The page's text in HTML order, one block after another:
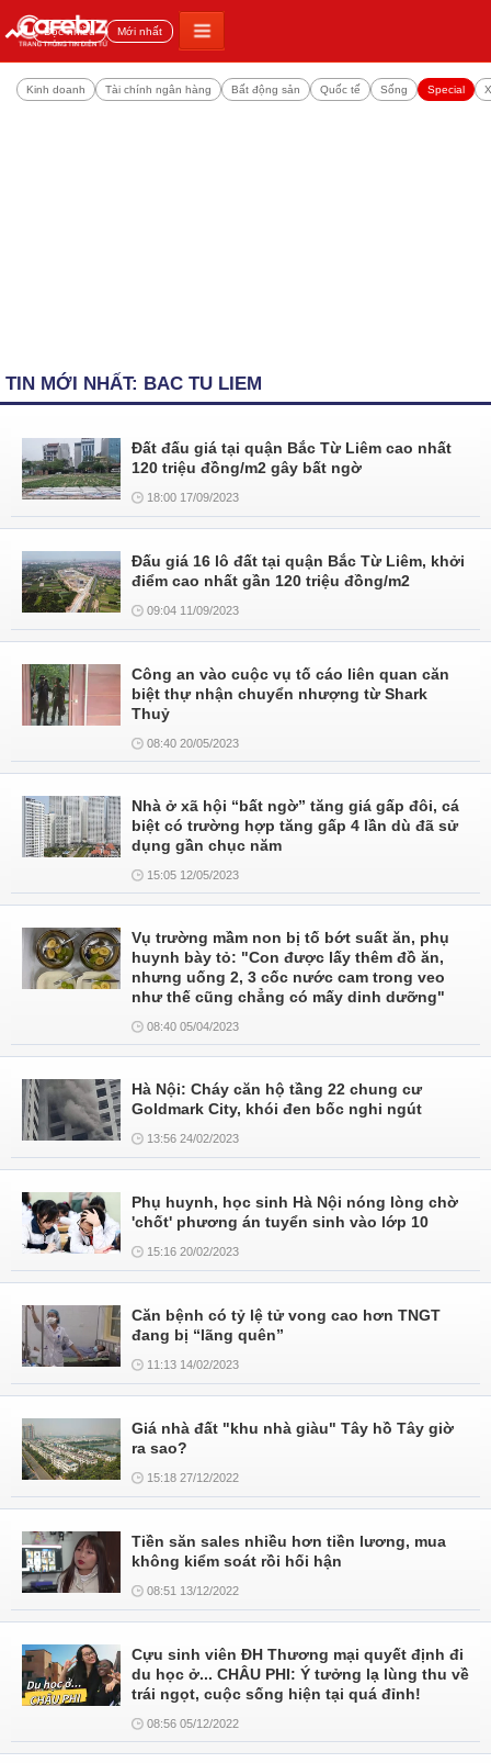
Đọc nhiều Mới nhất
Kinh doanh Tài chính ngân hàng Bất động sản Quốc tế Sống Special
TIN MỚI NHẤT: BAC TU LIEM
Đất đấu giá tại quận Bắc Từ Liêm cao nhất
120 triệu đồng/m2 gây bất ngờ
18:00 17/09/2023
Đấu giá 16 lô đất tại quận Bắc Từ Liêm, khởi
điểm cao nhất gần 120 triệu đồng/m2
09:04 11/09/2023
Công an vào cuộc vụ tố cáo liên quan căn
biệt thự nhận chuyển nhượng từ Shark
Thuỷ
08:40 20/05/2023
Nhà ở xã hội “bất ngờ” tăng giá gấp đôi, cá
biệt có trường hợp tăng gấp 4 lần dù đã sử
dụng gần chục năm
15:05 12/05/2023
Vụ trường mầm non bị tố bớt suất ăn, phụ
huynh bày tỏ: "Con được lấy thêm đồ ăn,
nhưng uống 2, 3 cốc nước cam trong veo
như thế cũng chẳng có mấy dinh dưỡng"
08:40 05/04/2023
Hà Nội: Cháy căn hộ tầng 22 chung cư
Goldmark City, khói đen bốc nghi ngút
13:56 24/02/2023
Phụ huynh, học sinh Hà Nội nóng lòng chờ
'chốt' phương án tuyển sinh vào lớp 10
15:16 20/02/2023
Căn bệnh có tỷ lệ tử vong cao hơn TNGT
đang bị “lãng quên”
11:13 14/02/2023
Giá nhà đất "khu nhà giàu" Tây hồ Tây giờ
ra sao?
15:18 27/12/2022
Tiền săn sales nhiều hơn tiền lương, mua
không kiểm soát rồi hối hận
08:51 13/12/2022
Cựu sinh viên ĐH Thương mại quyết định đi
du học ở... CHÂU PHI: Ý tưởng lạ lùng thu về
trái ngọt, cuộc sống hiện tại quá đỉnh!
08:56 05/12/2022